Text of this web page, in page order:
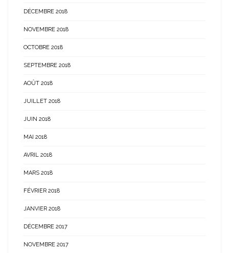
DÉCEMBRE 2018
NOVEMBRE 2018
OCTOBRE 2018
SEPTEMBRE 2018
AOÛT 2018
JUILLET 2018
JUIN 2018
MAI 2018
AVRIL 2018
MARS 2018
FÉVRIER 2018
JANVIER 2018
DÉCEMBRE 2017
NOVEMBRE 2017